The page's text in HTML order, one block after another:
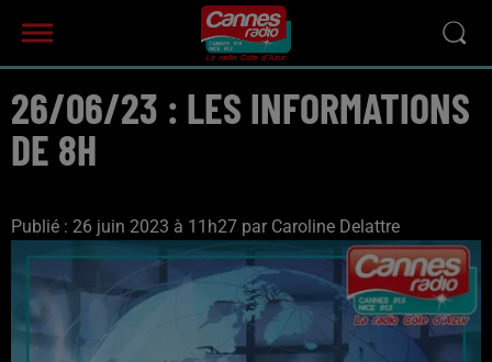
26/06/23 : LES INFORMATIONS
DE 8H
Publié : 26 juin 2023 à 11h27 par Caroline Delattre